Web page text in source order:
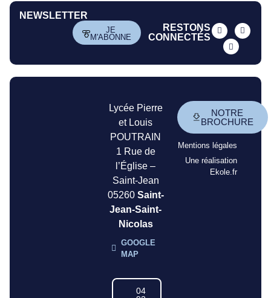
NEWSLETTER
JE
M'ABONNE
RESTONS
CONNECTÉS
Lycée Pierre
et Louis
POUTRAIN
1 Rue de
l’Église –
Saint-Jean
05260 Saint-
Jean-Saint-
Nicolas
GOOGLE
MAP
04
NOTRE
BROCHURE
Mentions légales
Une réalisation
Ekole.fr